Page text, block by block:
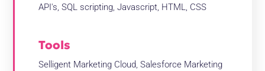
API's, SQL scripting, Javascript, HTML, CSS
Tools
Selligent Marketing Cloud, Salesforce Marketing